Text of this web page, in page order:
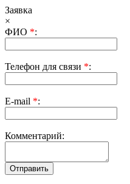
Заявка
×
ФИО *:
Телефон для связи *:
E-mail *:
Комментарий: